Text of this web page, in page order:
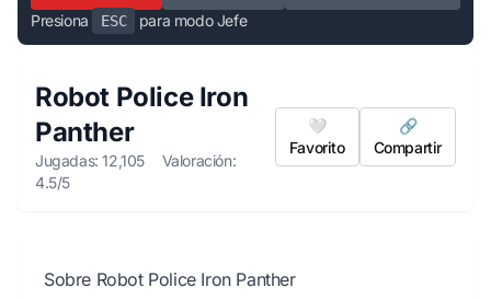
Presiona ESC para modo Jefe
Robot Police Iron
Panther
Jugadas: 12,105
Valoración:
4.5/5
🤍
Favorito
🔗
Compartir
Sobre Robot Police Iron Panther